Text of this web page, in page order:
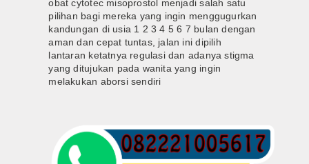
obat cytotec misoprostol menjadi salah satu
pilihan bagi mereka yang ingin menggugurkan
kandungan di usia 1 2 3 4 5 6 7 bulan dengan
aman dan cepat tuntas, jalan ini dipilih
lantaran ketatnya regulasi dan adanya stigma
yang ditujukan pada wanita yang ingin
melakukan aborsi sendiri